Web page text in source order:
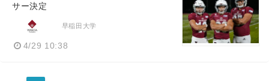
サー決定
早稲田大学
4/29 10:38